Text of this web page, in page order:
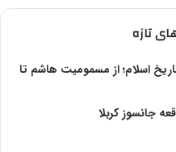
تازه
اسلام؛ از مسمومیت هاشم تا
جانسوز کربلا